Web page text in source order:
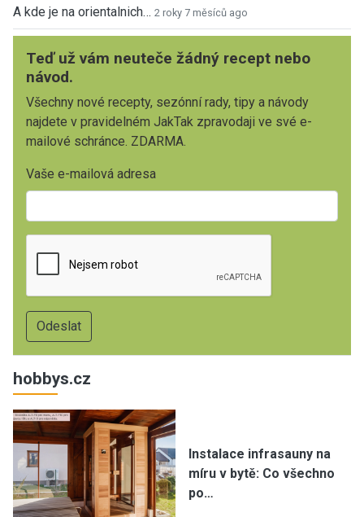
A kde je na orientalnich… 2 roky 7 měsíců ago
Teď už vám neuteče žádný recept nebo
návod.
Všechny nové recepty, sezónní rady, tipy a návody
najdete v pravidelném JakTak zpravodaji ve své e-
mailové schránce. ZDARMA.
Vaše e-mailová adresa
hobbys.cz
Instalace infrasauny na
míru v bytě: Co všechno
po…